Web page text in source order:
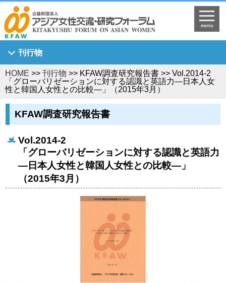
menu
刊行物
Asian Breeze
アジア女性研究
KFAW調査研究報告書
Journal of Asian Women's Studies
KFAW客員研究員研究報告書
世界中のひまわり姫へ
HOME >> 刊行物 >> KFAW調査研究報告書 >> Vol.2014-2
「グローバリゼーションに対する認識と英語力―日本人女
性と韓国人女性との比較―」（2015年3月）
KFAW調査研究報告書
Vol.2014-2
「グローバリゼーションに対する認識と英語力
―日本人女性と韓国人女性との比較―」
（2015年3月）